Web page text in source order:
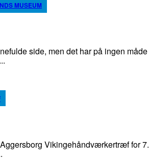
MUSEUM
side, men det har på ingen måde
Vikingehåndværkertræf for 7.